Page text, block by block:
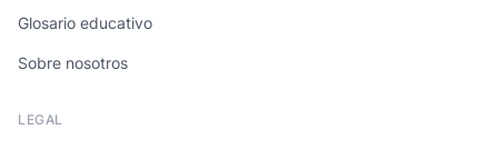
Glosario educativo
Sobre nosotros
LEGAL